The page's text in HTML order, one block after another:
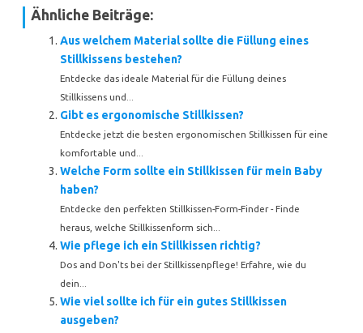
Ähnliche Beiträge:
Aus welchem Material sollte die Füllung eines
Stillkissens bestehen?
Entdecke das ideale Material für die Füllung deines
Stillkissens und...
Gibt es ergonomische Stillkissen?
Entdecke jetzt die besten ergonomischen Stillkissen für eine
komfortable und...
Welche Form sollte ein Stillkissen für mein Baby
haben?
Entdecke den perfekten Stillkissen-Form-Finder - Finde
heraus, welche Stillkissenform sich...
Wie pflege ich ein Stillkissen richtig?
Dos and Don'ts bei der Stillkissenpflege! Erfahre, wie du
dein...
Wie viel sollte ich für ein gutes Stillkissen
ausgeben?